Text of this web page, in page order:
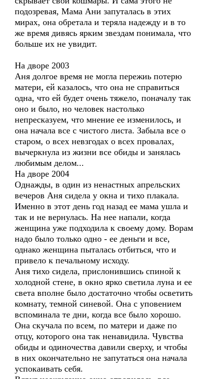
подозревая, Мама Ани запуталась в этих
мирах, она обретала и теряла надежду и в то
же время дивясь ярким звездам понимала, что
больше их не увидит.
На дворе 2003
Аня долгое время не могла пережиь потерю
матери, ей казалось, что она не справиться
одна, что ей будет очень тяжело, поначалу так
оно и было, но человек настолько
непресказуем, что мнение ее изменилось, и
она начала все с чистого листа. Забыла все о
старом, о всех невзгодах о всех провалах,
вычеркнула из жизни все обиды и занялась
любимым делом...
На дворе 2004
Однажды, в один из ненастных апрельских
вечеров Аня сидела у окна и тихо плакала.
Именно в этот день год назад ее мама ушла и
так и не вернулась. На нее напали, когда
женщина уже подходила к своему дому. Ворам
надо было только одно - ее деньги и все,
однако женщина пыталась отбиться, что и
привело к печальному исходу.
Аня тихо сидела, прислонившись спиной к
холодной стене, в окно ярко светила луна и ее
света вполне было достаточно чтобы осветить
комнату, темной синевой. Она с уповением
вспоминала те дни, когда все было хорошо.
Она скучала по всем, по матери и даже по
отцу, которого она так ненавидила. Чувства
обиды и одиночества давили сверху, и чтобы
в них окончательно не запутаться она начала
успокаивать себя.